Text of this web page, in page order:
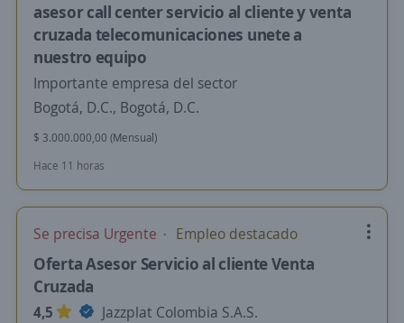
asesor call center servicio al cliente y venta
cruzada telecomunicaciones unete a
nuestro equipo
Importante empresa del sector
Bogotá, D.C., Bogotá, D.C.
$ 3.000.000,00 (Mensual)
Hace 11 horas
Se precisa Urgente Empleo destacado
Oferta Asesor Servicio al cliente Venta
Cruzada
4,5
Jazzplat Colombia S.A.S.